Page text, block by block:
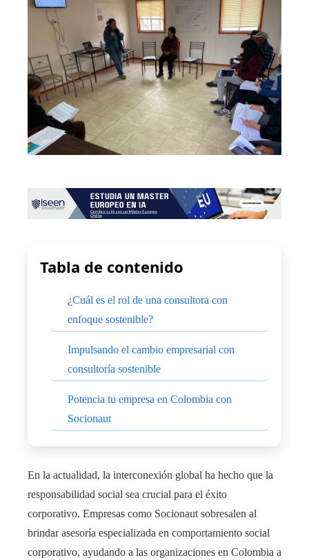
Tabla de contenido
¿Cuál es el rol de una consultora con
enfoque sostenible?
Impulsando el cambio empresarial con
consultoría sostenible
Potencia tu empresa en Colombia con
Socionaut
En la actualidad, la interconexión global ha hecho que la
responsabilidad social sea crucial para el éxito
corporativo. Empresas como Socionaut sobresalen al
brindar asesoría especializada en comportamiento social
corporativo, ayudando a las organizaciones en Colombia a